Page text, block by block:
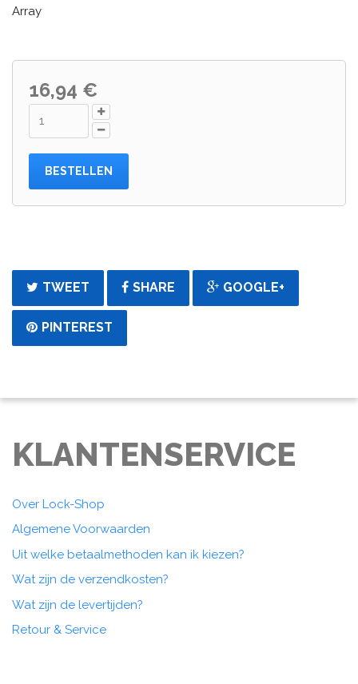
Array
16,94 €
BESTELLEN
TWEET SHARE GOOGLE+
PINTEREST
KLANTENSERVICE
Over Lock-Shop
Algemene Voorwaarden
Uit welke betaalmethoden kan ik kiezen?
Wat zijn de verzendkosten?
Wat zijn de levertijden?
Retour & Service